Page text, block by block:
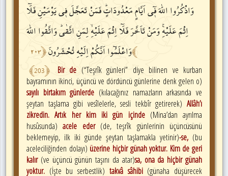
وَاذْكُرُوااللّٰهَف۪ٓياَيَّامٍمَعْدُودَاتٍۜفَمَنْتَعَجَّلَف۪ييَوْمَيْنِفَلَٓا
اِثْمَعَلَيْهِۚوَمَنْتَاَخَّرَفَلَٓااِثْمَعَلَيْهِۙلِمَنِاتَّقٰىۜوَاتَّقُوااللّٰهَ
وَاعْلَمُٓوااَنَّكُمْاِلَيْهِتُحْشَرُونَ﴿٢٠٣
﴾
﴾203﴿ Bir de (“Teşrîk günleri” diye bilinen ve kurban
bayramının ikinci, üçüncü ve dördüncü günlerine denk gelen o)
sayılı birtakım günlerde (kılacağınız namazların arkasında ve
şeytan taşlama gibi vesîlelerle, sesli tekbîr getirerek) Allâh’ı
zikredin. Artık her kim iki gün içinde (Mina’dan ayrılma
husûsunda) acele eder (de, teşrîk günlerinin üçüncüsünü
beklemeyip, ilk iki günde şeytan taşlamakla yetinir)-se, (bu
aceleciliğinden dolayı) üzerine hiçbir günah yoktur. Kim de geri
kalır (ve üçüncü günün taşını da atar)sa, ona da hiçbir günah
yoktur. (İşte bu serbestlik) takvâ sâhibi (günaha düşürecek